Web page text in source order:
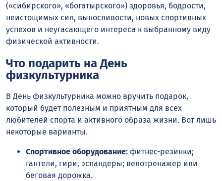
(«сибирского», «богатырского») здоровья, бодрости,
неистощимых сил, выносливости, новых спортивных
успехов и неугасающего интереса к выбранному виду
физической активности.
Что подарить на День
физкультурника
В День физкультурника можно вручить подарок,
который будет полезным и приятным для всех
любителей спорта и активного образа жизни. Вот лишь
некоторые варианты.
Спортивное оборудование: фитнес-резинки;
гантели, гири, эспандеры; велотренажер или
беговая дорожка.